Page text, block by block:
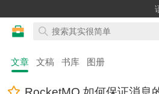
文章 文稿 书库 图册